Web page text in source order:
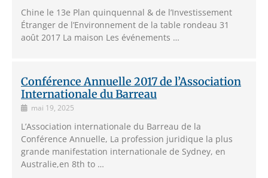
Chine le 13e Plan quinquennal & de l’Investissement
Étranger de l’Environnement de la table rondeau 31
août 2017 La maison Les événements …
Conférence Annuelle 2017 de l’Association
Internationale du Barreau
mai 19, 2025
L’Association internationale du Barreau de la
Conférence Annuelle, La profession juridique la plus
grande manifestation internationale de Sydney, en
Australie,en 8th to …